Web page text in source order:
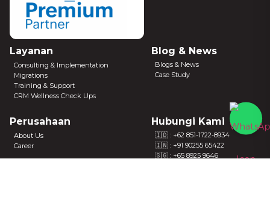
Layanan
Consulting & Implementation
Migrations
Training & Support
CRM Wellness Check Ups
Blog & News
Blogs & News
Case Study
Perusahaan
About Us
Career
Hubungi Kami
🇮🇩 : +62 851-1722-8934
🇮🇳 : +91 90255 65422
🇸🇬 : +65 8925 9646